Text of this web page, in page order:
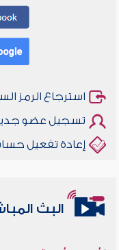
استرجاع الرمز
تسجيل عضو
إعادة تفعيل
البث